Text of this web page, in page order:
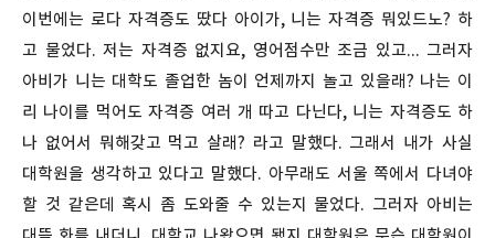
이번에는 로다 자격증도 땄다 아이가, 니는 자격증 뭐있드노? 하
고 물었다. 저는 자격증 없지요, 영어점수만 조금 있고... 그러자
아비가 니는 대학도 졸업한 놈이 언제까지 놀고 있을래? 나는 이
리 나이를 먹어도 자격증 여러 개 따고 다닌다, 니는 자격증도 하
나 없어서 뭐해갖고 먹고 살래? 라고 말했다. 그래서 내가 사실
대학원을 생각하고 있다고 말했다. 아무래도 서울 쪽에서 다녀야
할 것 같은데 혹시 좀 도와줄 수 있는지 물었다. 그러자 아비는